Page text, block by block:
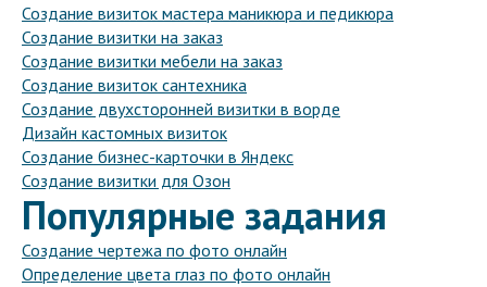
Создание визиток мастера маникюра и педикюра
Создание визитки на заказ
Создание визитки мебели на заказ
Создание визиток сантехника
Создание двухсторонней визитки в ворде
Дизайн кастомных визиток
Создание бизнес-карточки в Яндекс
Создание визитки для Озон
Популярные задания
Создание чертежа по фото онлайн
Определение цвета глаз по фото онлайн